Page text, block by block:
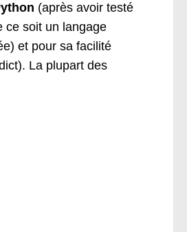
(après avoir testé
ce soit un langage
et pour sa facilité
La plupart des